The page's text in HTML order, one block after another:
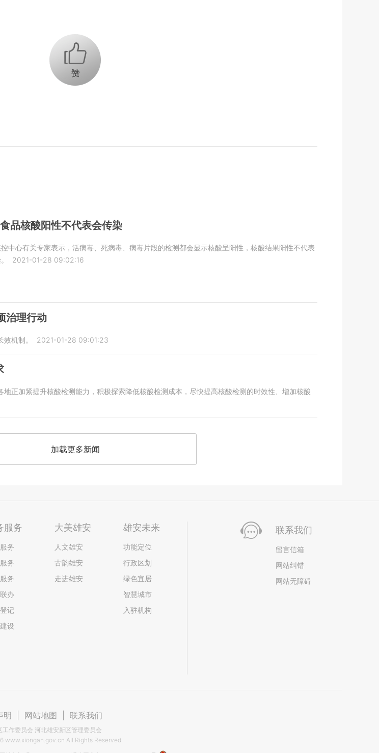
+1
品核酸阳性不代表会传染
中心有关专家表示，活病毒、死病毒、病毒片段的检测都会显示核酸呈阳性，核酸结果阳性不代表
2021-01-28 09:02:16
治理行动
机制。 2021-01-28 09:01:23
正加紧提升核酸检测能力，积极探索降低核酸检测成本，尽快提高核酸检测的时效性、增加核酸
加载更多新闻
服务
务
务
务
办
记
设
大美雄安
人文雄安
古韵雄安
走进雄安
雄安未来
功能定位
行政区划
绿色宜居
智慧城市
入驻机构
联系我们
留言信箱
网站纠错
网站无障碍
明 网站地图 联系我们
工作委员会 河北雄安新区管理委员会
www.xiongan.gov.cn All Rights Reserved.